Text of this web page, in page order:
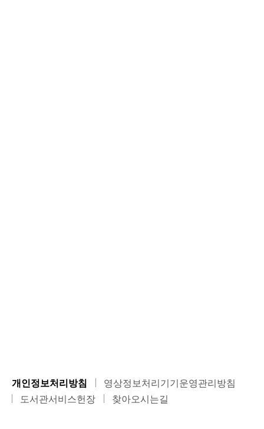
개인정보처리방침
영상정보처리기기운영관리방침
도서관서비스헌장
찾아오시는길